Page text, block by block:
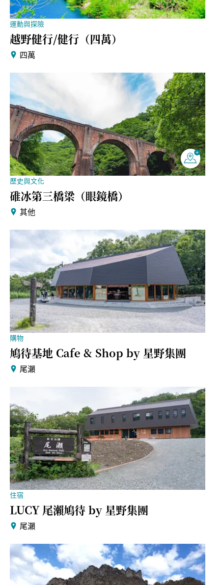
運動與探險
越野健行/健行（四萬）
四萬
歷史與文化
碓冰第三橋梁（眼鏡橋）
其他
購物
鳩待基地 Cafe & Shop by 星野集團
尾瀨
住宿
LUCY 尾瀨鳩待 by 星野集團
尾瀨